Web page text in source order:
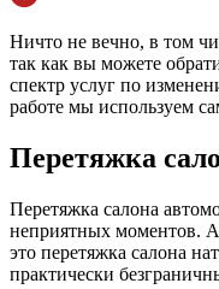
Ничто не вечно, в том
так как вы можете
спектр услуг по
работе мы используем
Перетяжка
Перетяжка салона
неприятных моментов.
это перетяжка салона
практически